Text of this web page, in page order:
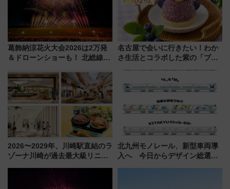
葛飾納涼花火大会2026は2万発
＆ドローンショーも！ 北総線を
車、観覧スポット情報と周辺観
光まとめ（7/28開催）
名古屋で会いに行きたい！わか
さ生活とコラボした紫の「ブル
2026〜2029年、川崎駅直結のラ
ゾーナ川崎が過去最大級リニュ
「いつから何が変わるか」徹底
北九州モノレール、新型車両導
入へ 今日からデザイン総選挙